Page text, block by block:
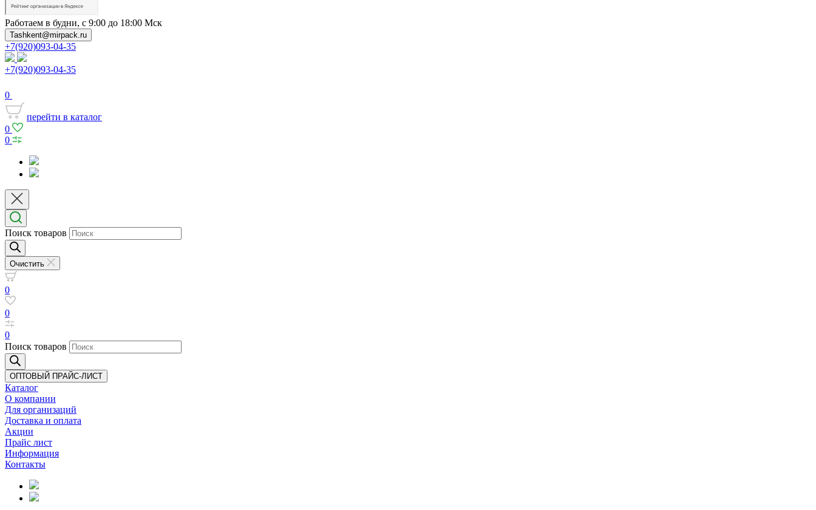
Работаем в будни, с 9:00 до 18:00 Мск
Tashkent@mirpack.ru
+7(920)093-04-35
+7(920)093-04-35
0
перейти в каталог
0
0
Поиск товаров
Очистить
0
0
0
Поиск товаров
ОПТОВЫЙ ПРАЙС-ЛИСТ
Каталог
О компании
Для организаций
Доставка и оплата
Акции
Прайс лист
Информация
Контакты